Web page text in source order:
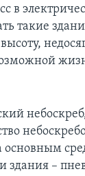
в
такие
здания –